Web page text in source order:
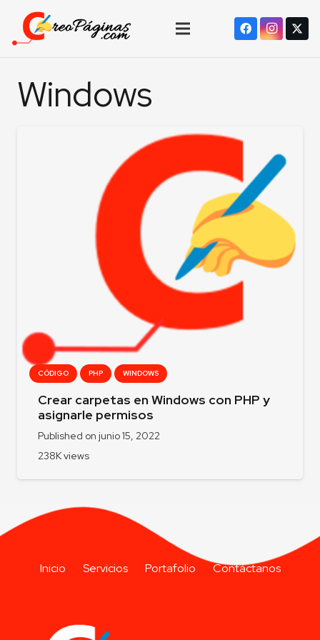
Windows
CÓDIGO PHP WINDOWS
Crear carpetas en Windows con PHP y
asignarle permisos
Published on junio 15, 2022
238Kviews
Inicio Servicios Portafolio Contáctanos